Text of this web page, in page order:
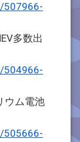
507966-
多数出
504966-
ウム電池
505666-